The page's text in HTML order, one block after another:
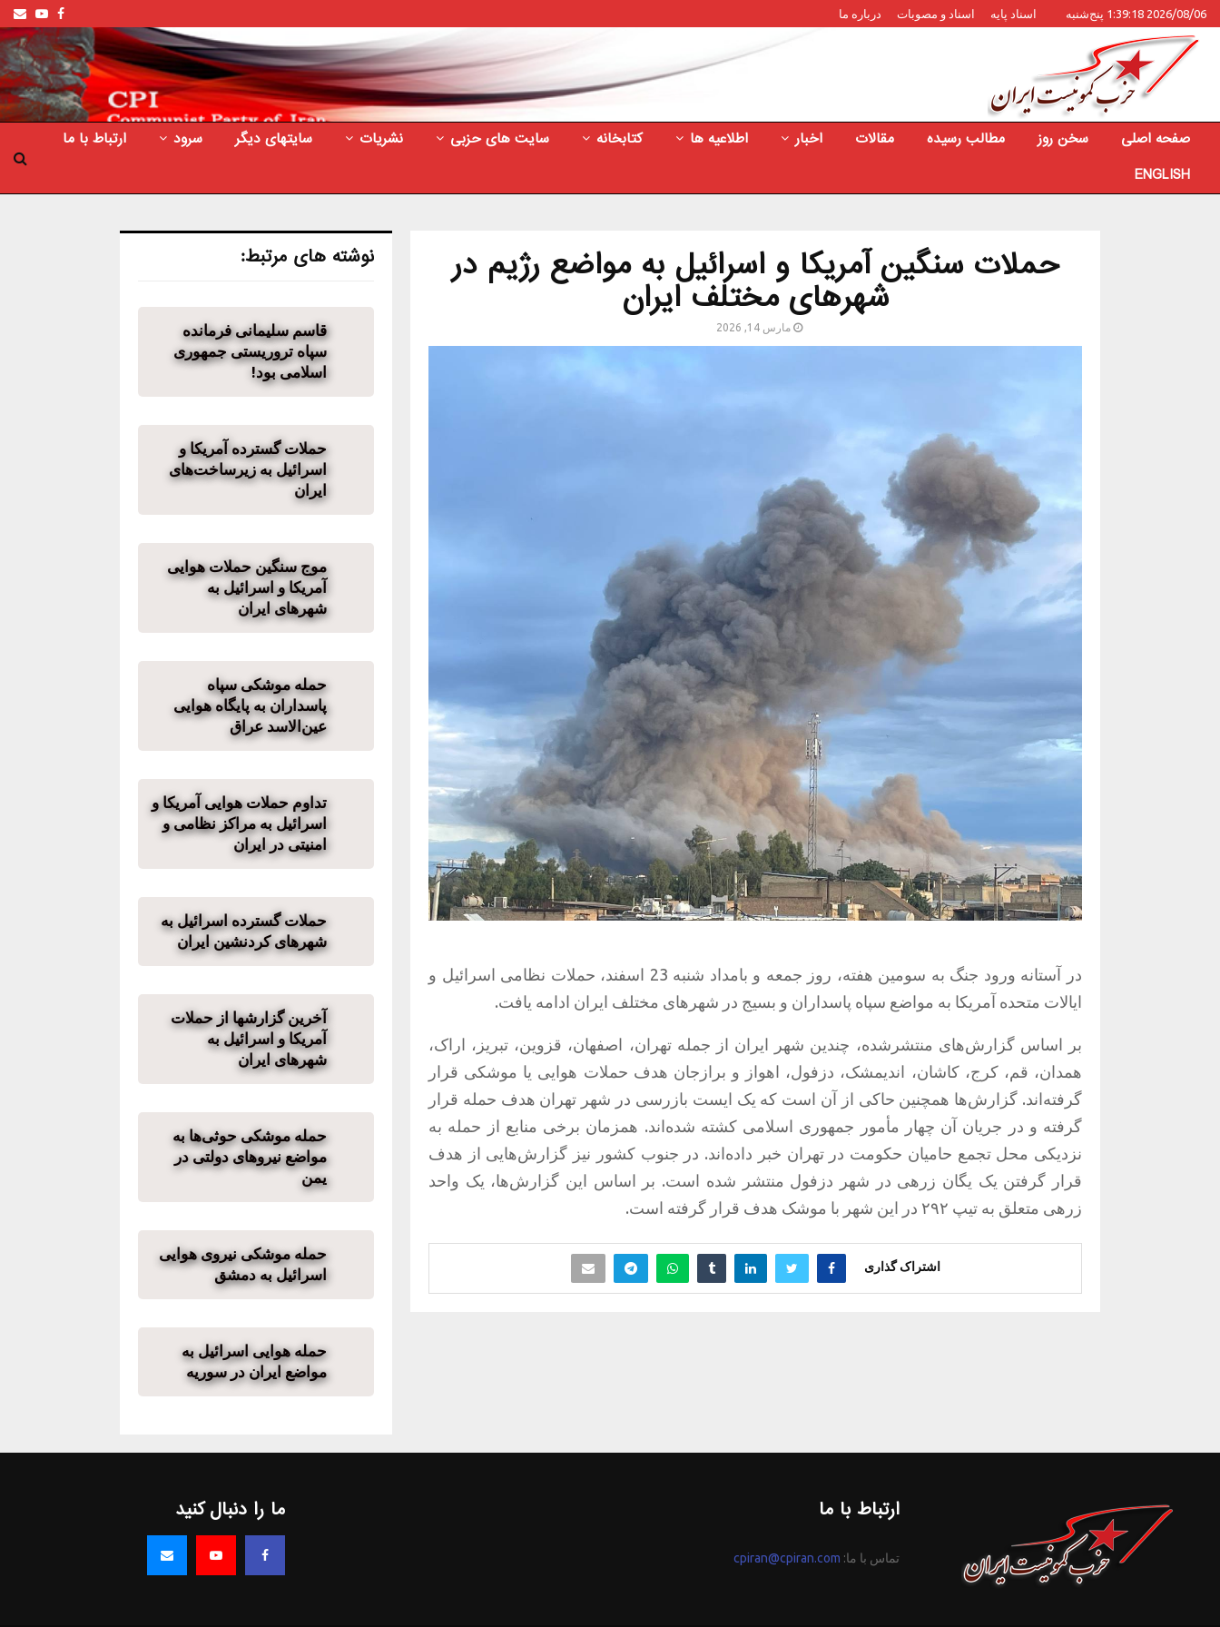
2026/08/06 1:39:18 پنج‌شنبه اسناد پایه اسناد و مصوبات درباره ما Facebook
صفحه اصلی سخن روز مطالب رسیده مقالات اخبار اطلاعیه ها کتابخانه سایت های حزبی نشریات سایتهای دیگر سرود
ارتباط با ما
ENGLISH
حملات سنگین آمریکا و اسرائیل به مواضع رژیم در
شهرهای مختلف ایران
مارس 14, 2026
در آستانه ورود جنگ به سومین هفته، روز جمعه و بامداد شنبه 23 اسفند، حملات نظامی اسرائیل و
ایالات متحده آمریکا به مواضع سپاه پاسداران و بسیج در شهرهای مختلف ایران ادامه یافت.
بر اساس گزارش‌های منتشرشده، چندین شهر ایران از جمله تهران، اصفهان، قزوین، تبریز، اراک،
همدان، قم، کرج، کاشان، اندیمشک، دزفول، اهواز و برازجان هدف حملات هوایی یا موشکی قرار
گرفته‌اند. گزارش‌ها همچنین حاکی از آن است که یک ایست بازرسی در شهر تهران هدف حمله قرار
گرفته و در جریان آن چهار مأمور جمهوری اسلامی کشته شده‌اند. همزمان برخی منابع از حمله به
نزدیکی محل تجمع حامیان حکومت در تهران خبر داده‌اند. در جنوب کشور نیز گزارش‌هایی از هدف
قرار گرفتن یک یگان زرهی در شهر دزفول منتشر شده است. بر اساس این گزارش‌ها، یک واحد
زرهی متعلق به تیپ ۲۹۲ در این شهر با موشک هدف قرار گرفته است.
اشتراک گذاری
نوشته های مرتبط:
قاسم سلیمانی فرمانده
سپاه تروریستی جمهوری
اسلامی بود!
حملات گسترده آمریکا و
اسرائیل به زیرساخت‌های
ایران
موج سنگین حملات هوایی
آمریکا و اسرائیل به
شهرهای ایران
حمله موشکی سپاه
پاسداران به پایگاه هوایی
عین‌الاسد عراق
تداوم حملات هوایی آمریکا و
اسرائیل به مراکز نظامی و
امنیتی در ایران
حملات گسترده اسرائیل به
شهرهای کردنشین ایران
آخرین گزارشها از حملات
آمریکا و اسرائیل به
شهرهای ایران
حمله موشکی حوثی‌ها به
مواضع نیروهای دولتی در
یمن
حمله موشکی نیروی هوایی
اسرائیل به دمشق
حمله هوایی اسرائیل به
مواضع ایران در سوریه
ارتباط با ما
تماس با ما: cpiran@cpiran.com
ما را دنبال کنید